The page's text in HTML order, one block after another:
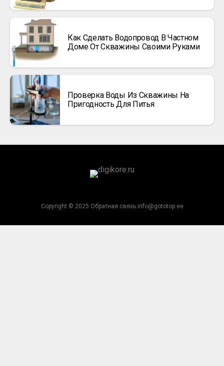
Как Сделать Водопровод В Частном
Доме От Скважины Своими Руками
Проверка Воды Из Скважины На
Пригодность Для Питья
Copyright © 2025 Обратная связь info@gototop.ee